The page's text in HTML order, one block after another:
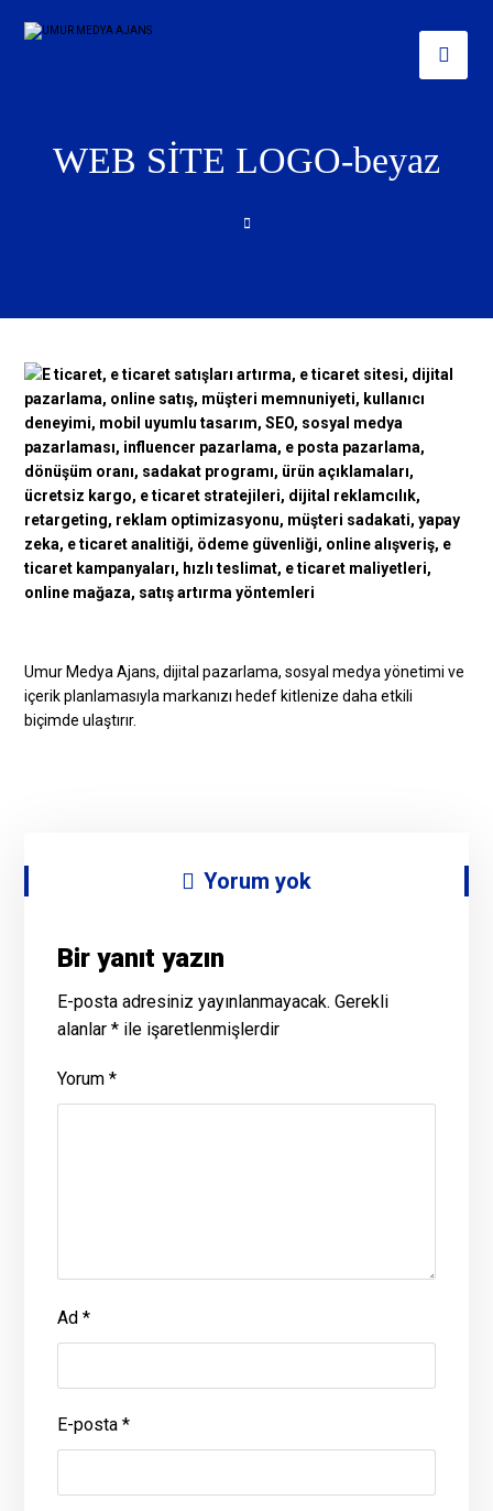
WEB SİTE LOGO-beyaz
Umur Medya Ajans, dijital pazarlama, sosyal medya yönetimi ve
içerik planlamasıyla markanızı hedef kitlenize daha etkili
biçimde ulaştırır.
Yorum yok
Bir yanıt yazın
E-posta adresiniz yayınlanmayacak. Gerekli
alanlar* ile işaretlenmişlerdir
Yorum*
Ad*
E-posta*